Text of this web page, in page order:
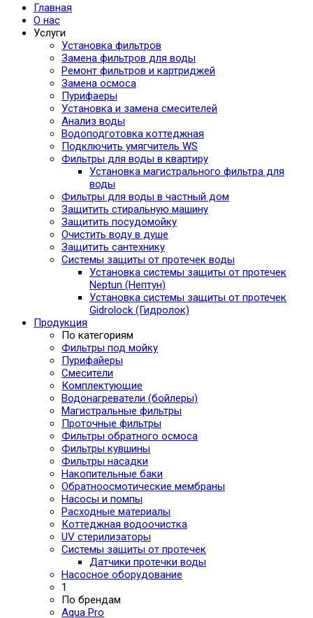
Главная
О нас
Услуги
Установка фильтров
Замена фильтров для воды
Ремонт фильтров и картриджей
Замена осмоса
Пурифаеры
Установка и замена смесителей
Анализ воды
Водоподготовка коттеджная
Подключить умягчитель WS
Фильтры для воды в квартиру
Установка магистрального фильтра для
воды
Фильтры для воды в частный дом
Защитить стиральную машину
Защитить посудомойку
Очистить воду в душе
Защитить сантехнику
Системы защиты от протечек воды
Установка системы защиты от протечек
Neptun (Нептун)
Установка системы защиты от протечек
Gidrolock (Гидролок)
Продукция
По категориям
Фильтры под мойку
Пурифайеры
Смесители
Комплектующие
Водонагреватели (бойлеры)
Магистральные фильтры
Проточные фильтры
Фильтры обратного осмоса
Фильтры кувшины
Фильтры насадки
Накопительные баки
Обратноосмотические мембраны
Насосы и помпы
Расходные материалы
Коттеджная водоочистка
UV стерилизаторы
Системы защиты от протечек
Датчики протечки воды
Насосное оборудование
1
По брендам
Aqua Pro